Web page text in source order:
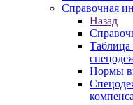
Справочная
Назад
Таблица
Нормы